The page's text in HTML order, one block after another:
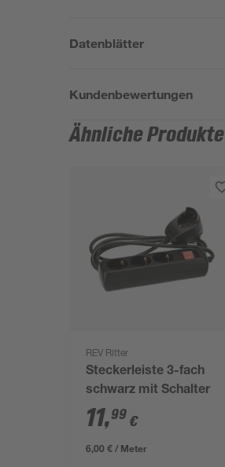
Datenblätter
Kundenbewertungen
Ähnliche Produkte
REV Ritter
Steckerleiste 3-fach
schwarz mit Schalter
11,99 €
6,00 € / Meter